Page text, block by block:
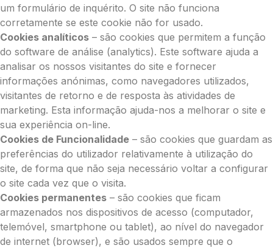
um formulário de inquérito. O site não funciona
corretamente se este cookie não for usado.
Cookies analíticos – são cookies que permitem a função
do software de análise (analytics). Este software ajuda a
analisar os nossos visitantes do site e fornecer
informações anónimas, como navegadores utilizados,
visitantes de retorno e de resposta às atividades de
marketing. Esta informação ajuda-nos a melhorar o site e
sua experiência on-line.
Cookies de Funcionalidade – são cookies que guardam as
preferências do utilizador relativamente à utilização do
site, de forma que não seja necessário voltar a configurar
o site cada vez que o visita.
Cookies permanentes – são cookies que ficam
armazenados nos dispositivos de acesso (computador,
telemóvel, smartphone ou tablet), ao nível do navegador
de internet (browser), e são usados sempre que o